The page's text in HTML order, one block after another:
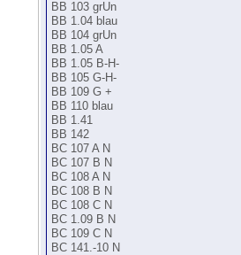
BB 103 grUn
BB 1.04 blau
BB 104 grUn
BB 1.05 A
BB 1.05 B-H-
BB 105 G-H-
BB 109 G +
BB 110 blau
BB 1.41
BB 142
BC 107 A N
BC 107 B N
BC 108 A N
BC 108 B N
BC 108 C N
BC 1.09 B N
BC 109 C N
BC 141.-10 N